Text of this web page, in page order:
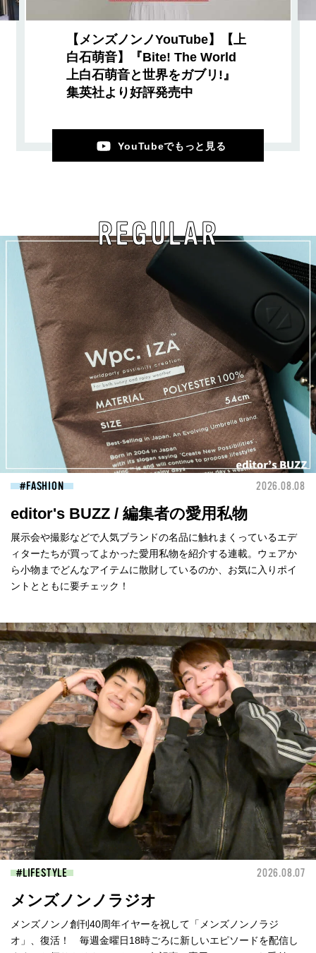
【メンズノンノYouTube】【上
白石萌音】『Bite! The World
上白石萌音と世界をガブリ!』
集英社より好評発売中
YouTubeでもっと見る
REGULAR
FASHION 2026.08.08
editor's BUZZ / 編集者の愛用私物
展示会や撮影などで人気ブランドの名品に触れまくっているエデ
ィターたちが買ってよかった愛用私物を紹介する連載。ウェアか
ら小物までどんなアイテムに散財しているのか、お気に入りポイ
ントとともに要チェック！
LIFESTYLE 2026.08.07
メンズノンノラジオ
メンズノンノ創刊40周年イヤーを祝して「メンズノンノラジ
オ」、復活！ 毎週金曜日18時ごろに新しいエピソードを配信し